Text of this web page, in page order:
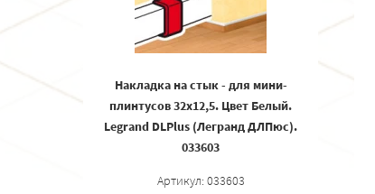
Накладка на стык - для мини-
плинтусов 32х12,5. Цвет Белый.
Legrand DLPlus (Легранд ДЛПюс).
033603
Артикул: 033603